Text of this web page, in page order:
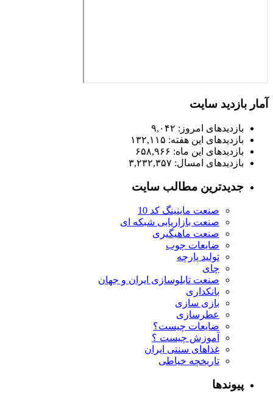
آمار بازدید سایت
بازدیدهای امروز: ۹,۰۴۲
بازدیدهای این هفته: ۱۳۲,۱۱۵
بازدیدهای این ماه: ۶۵۸,۹۶۶
بازدیدهای امسال: ۳,۲۳۲,۳۵۷
جدیدترین مطالب سایت
صنعت ماینینگ کد 10
صنعت بازاریابی شبکه ای
صنعت ماهیگیری
ضایعات چوب
تولید پارچه
چای
صنعت تابلوسازی ایران و جهان
بانکداری
بازی سازی
عطرسازی
ضایعات چیست؟
آموزش چیست ؟
غذاهای سنتی ایران
تاریخچه خیاطی
پیوندها